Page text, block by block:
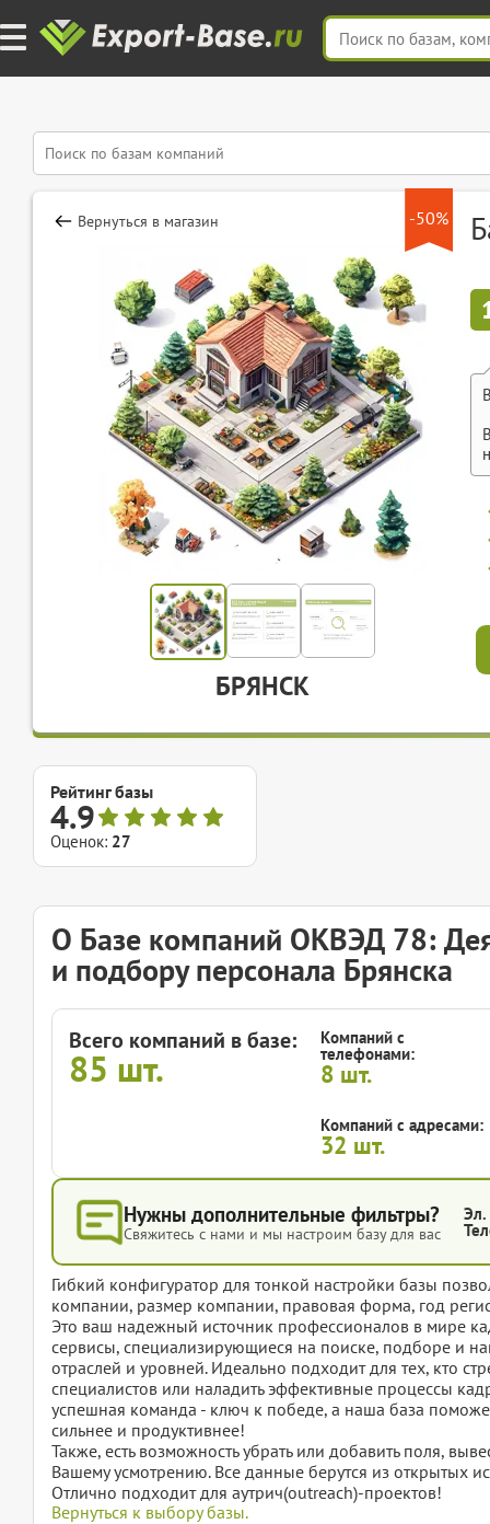
-50%
Вернуться в магазин
БРЯНСК
Рейтинг базы
4.9
Оценок: 27
О Базе компаний ОКВЭД 78:
и подбору персонала Брянска
Всего компаний в базе:
85 шт.
Компаний с
телефонами:
8 шт.
Компаний с адресами:
32 шт.
Нужны дополнительные фильтры?
Свяжитесь с нами и мы настроим базу для вас
Эл.
Гибкий конфигуратор для тонкой настройки базы
компании, размер компании, правовая форма, год
Это ваш надежный источник профессионалов в мире
сервисы, специализирующиеся на поиске, подборе и
отраслей и уровней. Идеально подходит для тех, кто
специалистов или наладить эффективные процессы
успешная команда - ключ к победе, а наша база
сильнее и продуктивнее!
Также, есть возможность убрать или добавить поля,
Вашему усмотрению. Все данные берутся из открытых
Отлично подходит для аутрич(outreach)-проектов!
Вернуться к выбору базы.